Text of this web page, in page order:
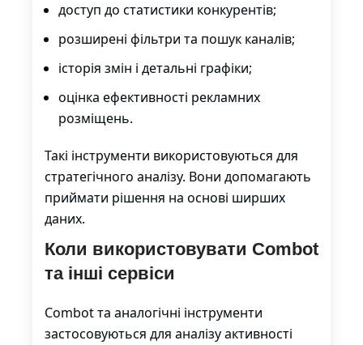
доступ до статистики конкурентів;
розширені фільтри та пошук каналів;
історія змін і детальні графіки;
оцінка ефективності рекламних
розміщень.
Такі інструменти використовуються для
стратегічного аналізу. Вони допомагають
приймати рішення на основі ширших
даних.
Коли використовувати Combot
та інші сервіси
Combot та аналогічні інструменти
застосовуються для аналізу активності